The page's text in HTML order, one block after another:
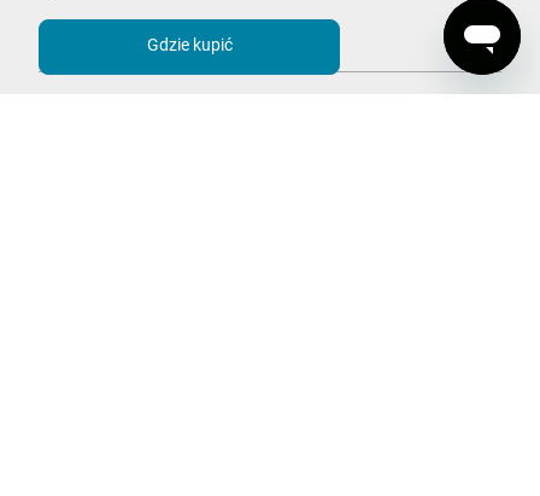
Gdzie kupić
ROZWIĄZANIA